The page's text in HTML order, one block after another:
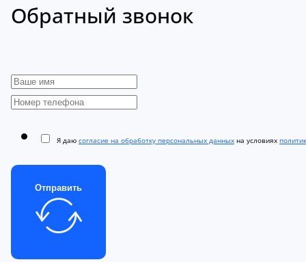
Обратный звонок
Я даю согласие на обработку персональных данных на условиях
Отправить